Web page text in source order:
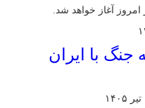
آغاز خواهد شد.
جنگ با ایران